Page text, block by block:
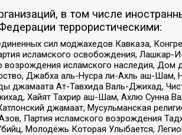
в том числе
террористическими:
сил моджахедов Кавказа,
исламского освобождения, Лашкар-
исламского наследия,
Джабха аль-Нусра ли-Ахль аш-
джамаата Ат-Тавхида Валь-Джихад,
Хайят Тахрир аш-Шам, Ахлю Сунна
джамаат, Мусульманская
Партия исламского возрождения
Молодёжь Которая Улыбается,